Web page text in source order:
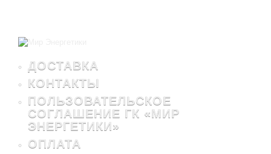
ДОСТАВКА
КОНТАКТЫ
ПОЛЬЗОВАТЕЛЬСКОЕ
СОГЛАШЕНИЕ ГК «МИР
ЭНЕРГЕТИКИ»
ОПЛАТА